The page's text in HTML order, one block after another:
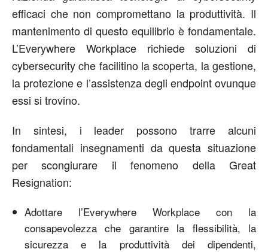
efficaci che non compromettano la produttività. Il
mantenimento di questo equilibrio è fondamentale.
L’Everywhere Workplace richiede soluzioni di
cybersecurity che facilitino la scoperta, la gestione,
la protezione e l’assistenza degli endpoint ovunque
essi si trovino.
In sintesi, i leader possono trarre alcuni
fondamentali insegnamenti da questa situazione
per scongiurare il fenomeno della Great
Resignation:
Adottare l’Everywhere Workplace con la
consapevolezza che garantire la flessibilità, la
sicurezza e la produttività dei dipendenti,